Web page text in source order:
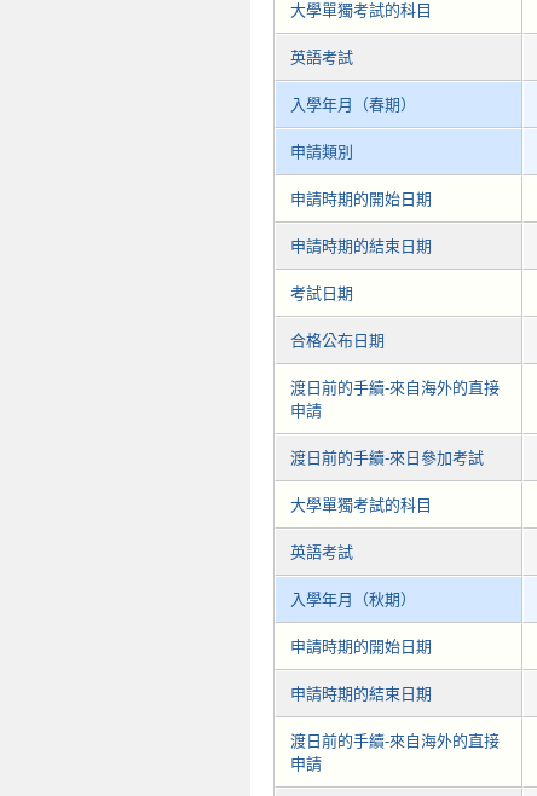
大學單獨考試的科目
英語考試
入學年月（春期）
申請類別
申請時期的開始日期
申請時期的結束日期
考試日期
合格公布日期
渡日前的手續-來自海外的直接
申請
渡日前的手續-來日參加考試
大學單獨考試的科目
英語考試
入學年月（秋期）
申請時期的開始日期
申請時期的結束日期
渡日前的手續-來自海外的直接
申請